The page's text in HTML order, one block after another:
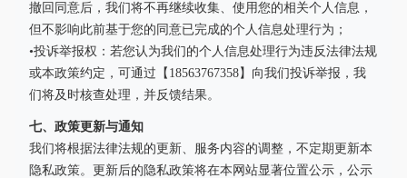
撤回同意后，我们将不再继续收集、使用您的相关个人信息，
但不影响此前基于您的同意已完成的个人信息处理行为；
•投诉举报权：若您认为我们的个人信息处理行为违反法律法规
或本政策约定，可通过【18563767358】向我们投诉举报，我
们将及时核查处理，并反馈结果。
七、政策更新与通知
我们将根据法律法规的更新、服务内容的调整，不定期更新本
隐私政策。更新后的隐私政策将在本网站显著位置公示，公示